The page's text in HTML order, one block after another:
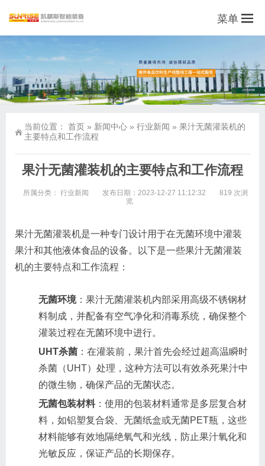
菜单
当前位置： 首页 » 新闻中心 » 行业新闻 » 果汁无菌灌装机的
主要特点和工作流程
果汁无菌灌装机的主要特点和工作流程
所属分类： 行业新闻 发布日期：2023-12-27 11:12:32
819 次浏
览
果汁无菌灌装机是一种专门设计用于在无菌环境中灌装
果汁和其他液体食品的设备。以下是一些果汁无菌灌装
机的主要特点和工作流程：
无菌环境：果汁无菌灌装机内部采用高级不锈钢材
料制成，并配备有空气净化和消毒系统，确保整个
灌装过程在无菌环境中进行。
UHT杀菌 ：在灌装前，果汁首先会经过超高温瞬时
杀菌（UHT）处理，这种方法可以有效杀死果汁中
的微生物，确保产品的无菌状态。
无菌包装材料：使用的包装材料通常是多层复合材
料，如铝塑复合袋、无菌纸盒或无菌PET瓶，这些
材料能够有效地隔绝氧气和光线，防止果汁氧化和
光敏反应，保证产品的长期保存。